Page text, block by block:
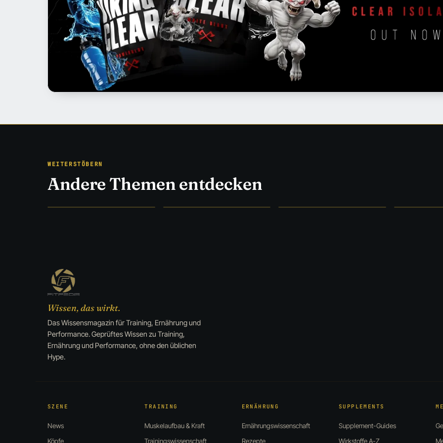
WEITERSTÖBERN
Andere Themen entdecken
EISEN & EVIDENZ STUDIEN STATT HYPE
Wissen, das wirkt.
Das Wissensmagazin für Training, Ernährung und
Performance. Geprüftes Wissen zu Training,
Ernährung und Performance, ohne den üblichen
Hype.
SZENE
News
Köpfe
TRAINING
Muskelaufbau & Kraft
Trainingswissenschaft
ERNÄHRUNG
Ernährungswissenschaft
Rezepte
SUPPLEMENTS
Supplement-Guides
Wirkstoffe A-Z